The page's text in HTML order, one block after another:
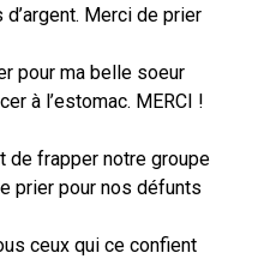
Merci de prier
pour ma belle soeur
à l’estomac. MERCI !
de frapper notre groupe
prier pour nos défunts
ceux qui ce confient